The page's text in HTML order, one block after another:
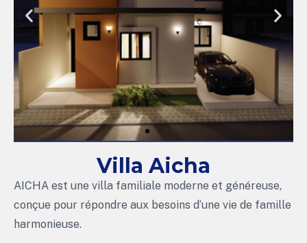
Villa Aicha
AICHA est une villa familiale moderne et généreuse,
conçue pour répondre aux besoins d’une vie de famille
harmonieuse.